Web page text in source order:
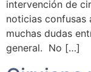
intervención de
noticias confusas
muchas dudas
general. No […]